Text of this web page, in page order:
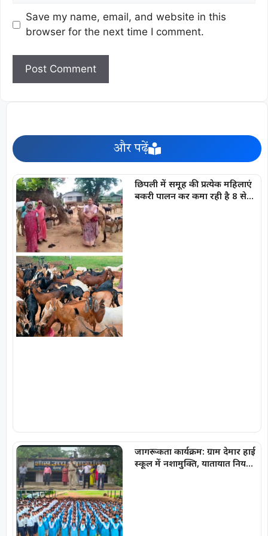
Save my name, email, and website in this
browser for the next time I comment.
और पढ़ें
छिपली में समूह की प्रत्येक महिलाएं
बकरी पालन कर कमा रही है 8 से
जागरूकता कार्यक्रम: ग्राम देमार हाई
स्कूल में नशामुक्ति, यातायात नियमों